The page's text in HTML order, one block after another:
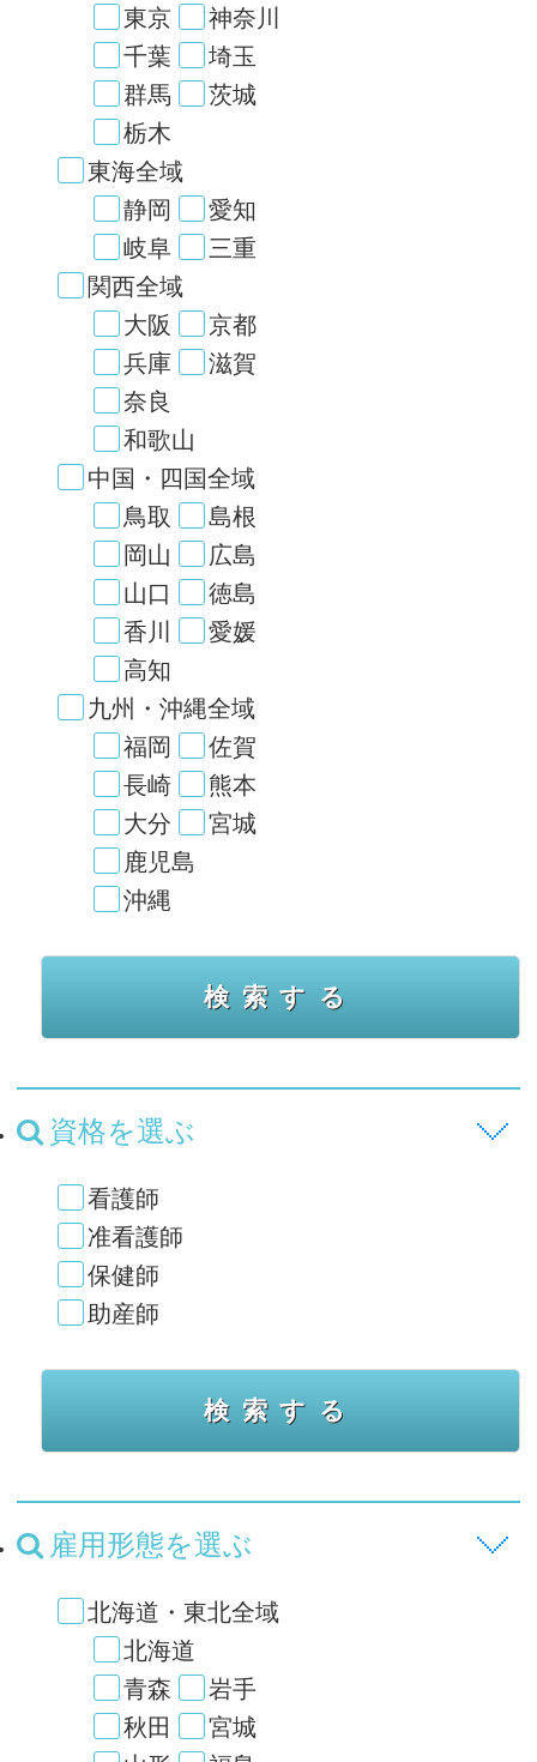
東京
神奈川
千葉
埼玉
群馬
茨城
栃木
東海全域
静岡
愛知
岐阜
三重
関西全域
大阪
京都
兵庫
滋賀
奈良
和歌山
中国・四国全域
鳥取
島根
岡山
広島
山口
徳島
香川
愛媛
高知
九州・沖縄全域
福岡
佐賀
長崎
熊本
大分
宮城
鹿児島
沖縄
資格を選ぶ
看護師
准看護師
保健師
助産師
雇用形態を選ぶ
北海道・東北全域
北海道
青森
岩手
秋田
宮城